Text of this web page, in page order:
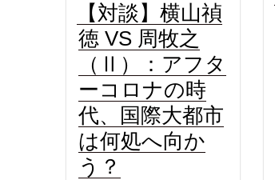
【対談】横山禎
徳 VS 周牧之
（Ⅱ）：アフタ
ーコロナの時
代、国際大都市
は何処へ向か
う？